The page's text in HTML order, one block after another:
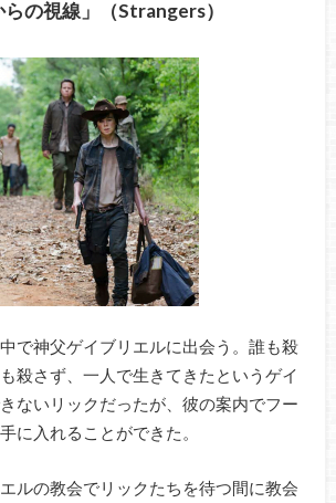
の視線」（Strangers）
で神父ゲイブリエルに出会う。誰も殺
殺さず、一人で生きてきたというゲイ
ないリックだったが、彼の案内でフー
に入れることができた。
ルの教会でリックたちを待つ間に教会